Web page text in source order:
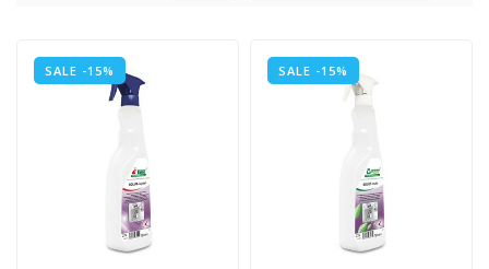
SALE -15% SALE -15%